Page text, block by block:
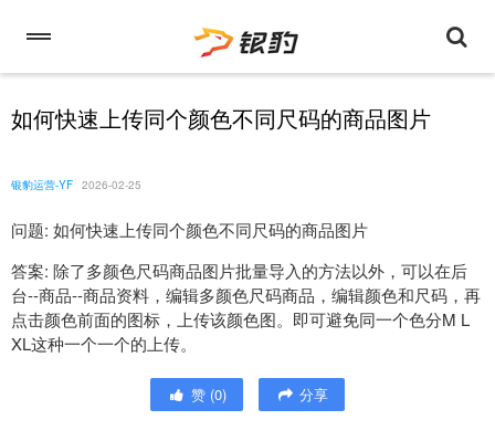
如何快速上传同个颜色不同尺码的商品图片
银豹运营-YF 2026-02-25
问题: 如何快速上传同个颜色不同尺码的商品图片
答案: 除了多颜色尺码商品图片批量导入的方法以外，可以在后
台--商品--商品资料，编辑多颜色尺码商品，编辑颜色和尺码，再
点击颜色前面的图标，上传该颜色图。即可避免同一个色分M L
XL这种一个一个的上传。
赞 (0) 分享